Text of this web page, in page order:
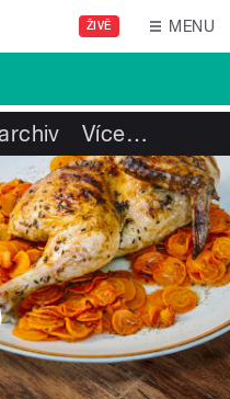
ŽIVĚ MENU
Více…